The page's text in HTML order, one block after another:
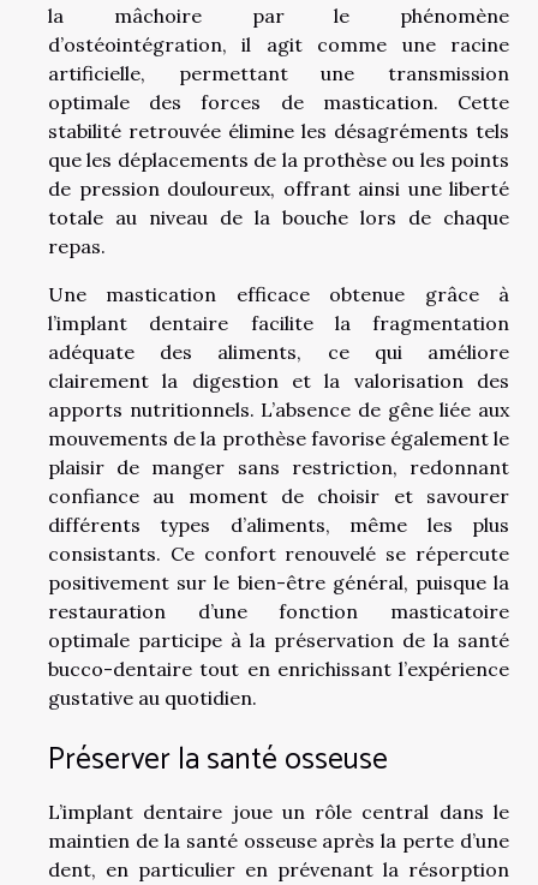
la mâchoire par le phénomène
d’ostéointégration, il agit comme une racine
artificielle, permettant une transmission
optimale des forces de mastication. Cette
stabilité retrouvée élimine les désagréments tels
que les déplacements de la prothèse ou les points
de pression douloureux, offrant ainsi une liberté
totale au niveau de la bouche lors de chaque
repas.
Une mastication efficace obtenue grâce à
l’implant dentaire facilite la fragmentation
adéquate des aliments, ce qui améliore
clairement la digestion et la valorisation des
apports nutritionnels. L’absence de gêne liée aux
mouvements de la prothèse favorise également le
plaisir de manger sans restriction, redonnant
confiance au moment de choisir et savourer
différents types d’aliments, même les plus
consistants. Ce confort renouvelé se répercute
positivement sur le bien-être général, puisque la
restauration d’une fonction masticatoire
optimale participe à la préservation de la santé
bucco-dentaire tout en enrichissant l’expérience
gustative au quotidien.
Préserver la santé osseuse
L’implant dentaire joue un rôle central dans le
maintien de la santé osseuse après la perte d’une
dent, en particulier en prévenant la résorption